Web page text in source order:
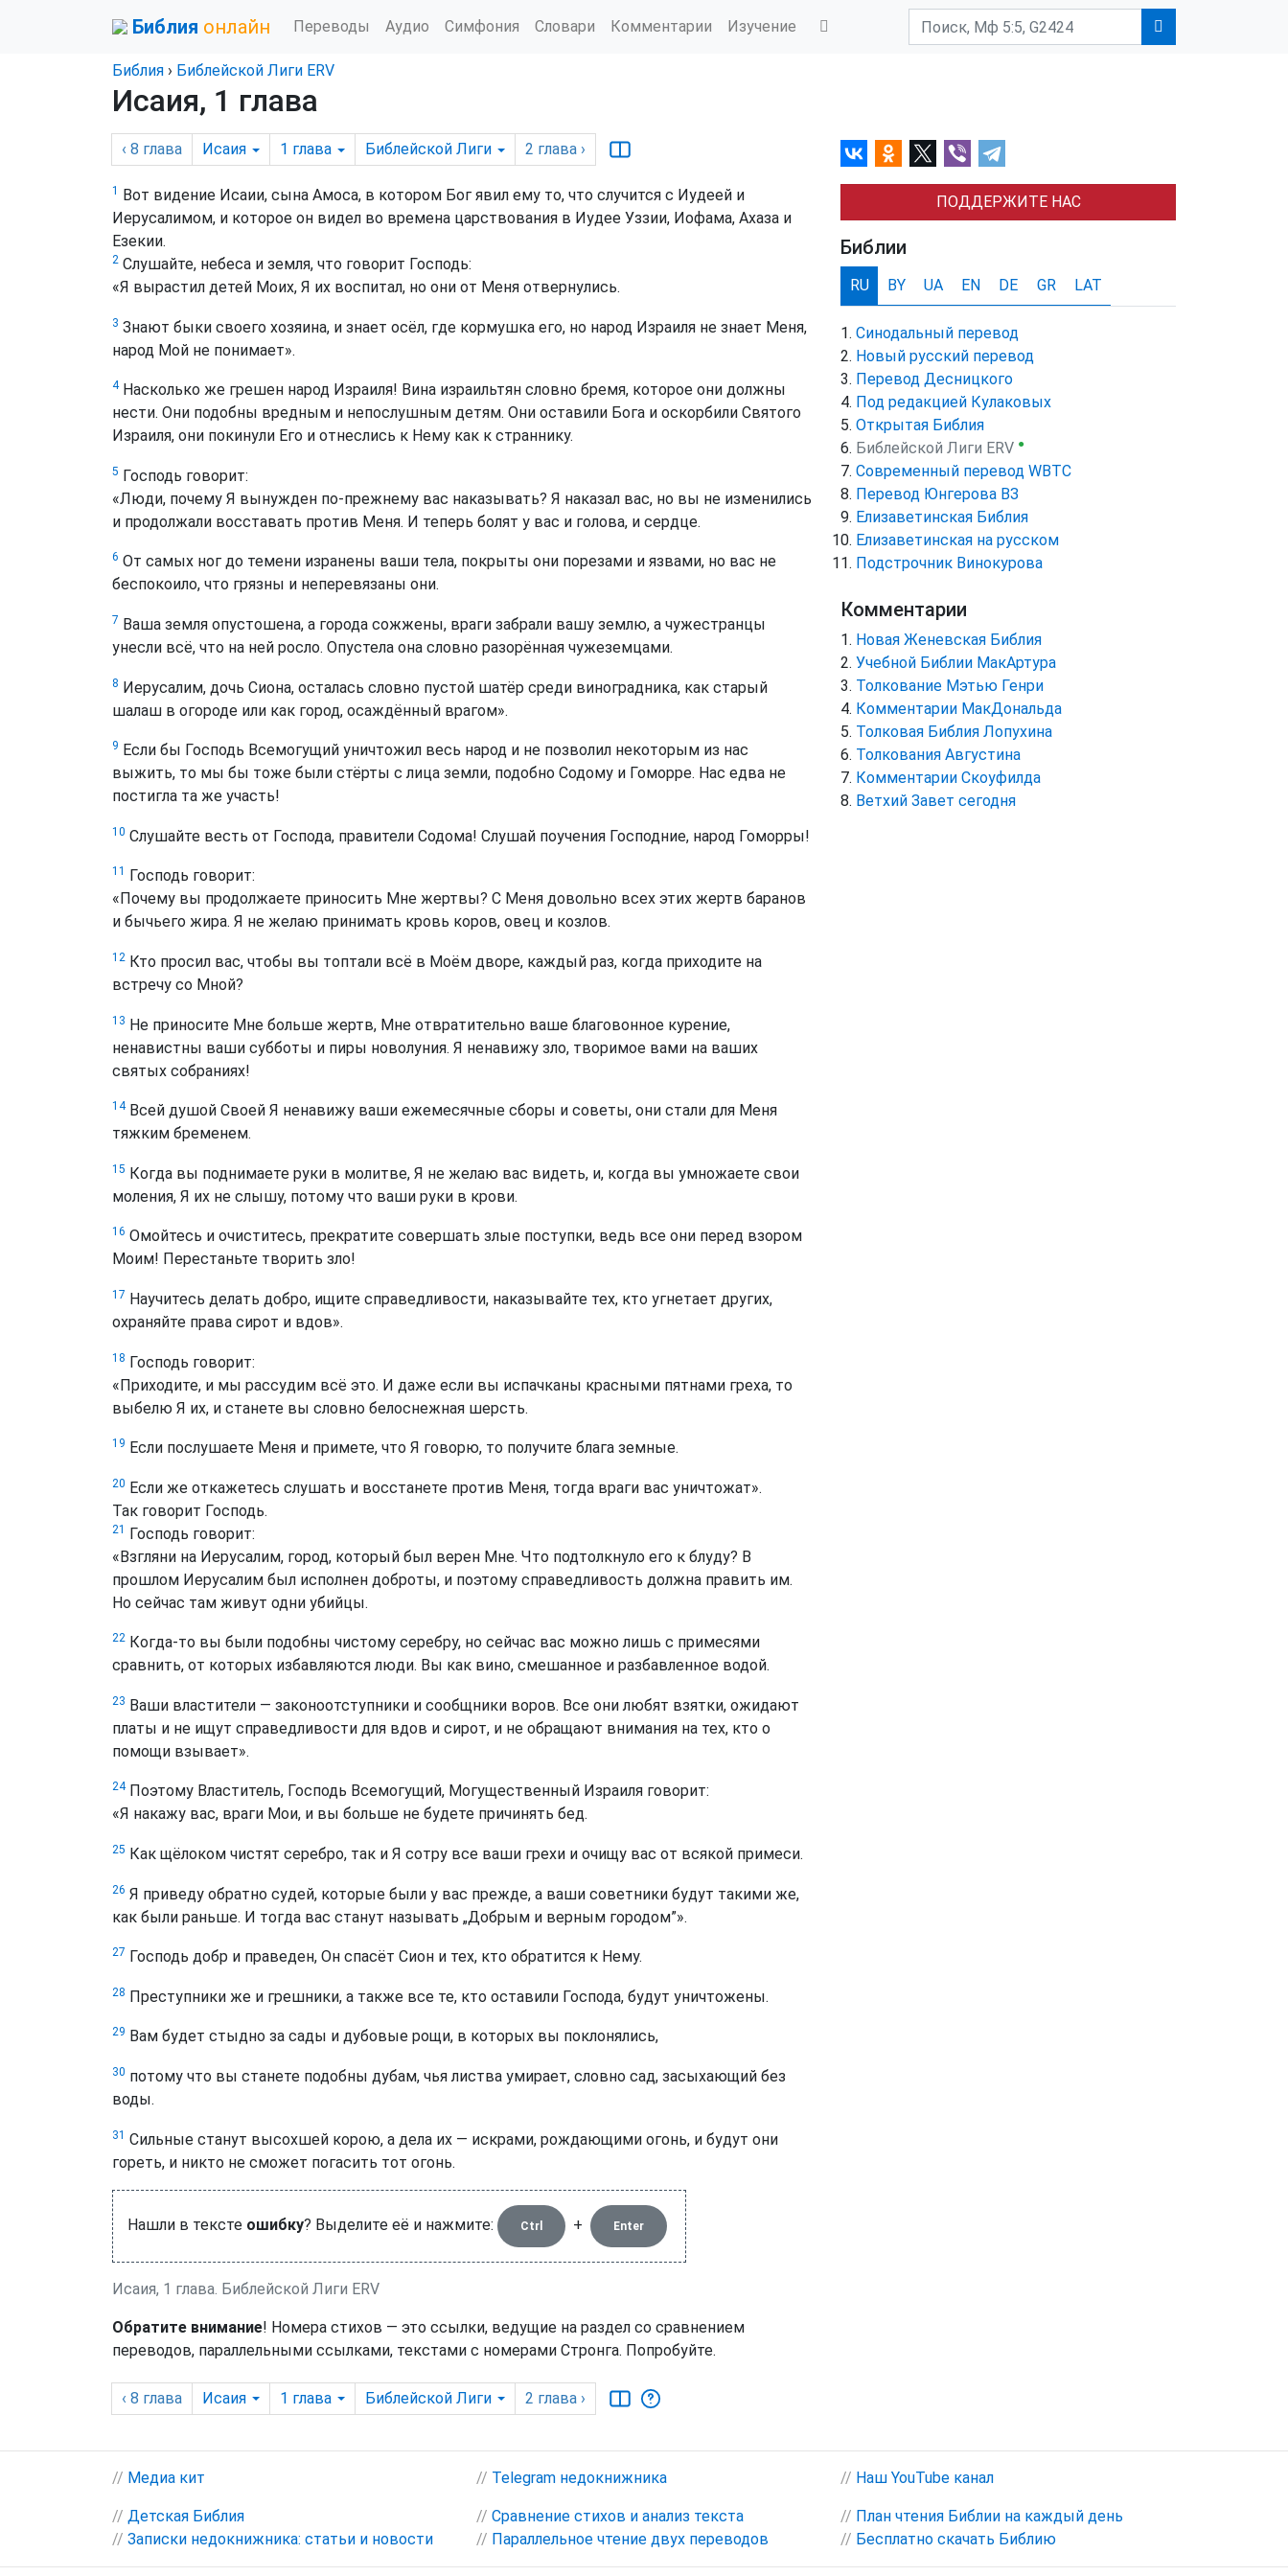
Библия онлайн Переводы Аудио Симфония Словари Комментарии Изучение
Библия › Библейской Лиги ERV
Исаия, 1 глава
‹ 8 глава Исаия 1 глава Библейской Лиги 2 глава ›
1 Вот видение Исаии, сына Амоса, в котором Бог явил ему то, что случится с Иудеей и
Иерусалимом, и которое он видел во времена царствования в Иудее Уззии, Иофама, Ахаза и
Езекии.
2 Слушайте, небеса и земля, что говорит Господь:
«Я вырастил детей Моих, Я их воспитал, но они от Меня отвернулись.
3 Знают быки своего хозяина, и знает осёл, где кормушка его, но народ Израиля не знает Меня,
народ Мой не понимает».
4 Насколько же грешен народ Израиля! Вина израильтян словно бремя, которое они должны
нести. Они подобны вредным и непослушным детям. Они оставили Бога и оскорбили Святого
Израиля, они покинули Его и отнеслись к Нему как к страннику.
5 Господь говорит:
«Люди, почему Я вынужден по-прежнему вас наказывать? Я наказал вас, но вы не изменились
и продолжали восставать против Меня. И теперь болят у вас и голова, и сердце.
6 От самых ног до темени изранены ваши тела, покрыты они порезами и язвами, но вас не
беспокоило, что грязны и неперевязаны они.
7 Ваша земля опустошена, а города сожжены, враги забрали вашу землю, а чужестранцы
унесли всё, что на ней росло. Опустела она словно разорённая чужеземцами.
8 Иерусалим, дочь Сиона, осталась словно пустой шатёр среди виноградника, как старый
шалаш в огороде или как город, осаждённый врагом».
9 Если бы Господь Всемогущий уничтожил весь народ и не позволил некоторым из нас
выжить, то мы бы тоже были стёрты с лица земли, подобно Содому и Гоморре. Нас едва не
постигла та же участь!
10 Слушайте весть от Господа, правители Содома! Слушай поучения Господние, народ Гоморры!
11
Господь говорит:
«Почему вы продолжаете приносить Мне жертвы? С Меня довольно всех этих жертв баранов
и бычьего жира. Я не желаю принимать кровь коров, овец и козлов.
12 Кто просил вас, чтобы вы топтали всё в Моём дворе, каждый раз, когда приходите на
встречу со Мной?
13 Не приносите Мне больше жертв, Мне отвратительно ваше благовонное курение,
ненавистны ваши субботы и пиры новолуния. Я ненавижу зло, творимое вами на ваших
святых собраниях!
14 Всей душой Своей Я ненавижу ваши ежемесячные сборы и советы, они стали для Меня
тяжким бременем.
15 Когда вы поднимаете руки в молитве, Я не желаю вас видеть, и, когда вы умножаете свои
моления, Я их не слышу, потому что ваши руки в крови.
16 Омойтесь и очиститесь, прекратите совершать злые поступки, ведь все они перед взором
Моим! Перестаньте творить зло!
17 Научитесь делать добро, ищите справедливости, наказывайте тех, кто угнетает других,
охраняйте права сирот и вдов».
18 Господь говорит:
«Приходите, и мы рассудим всё это. И даже если вы испачканы красными пятнами греха, то
выбелю Я их, и станете вы словно белоснежная шерсть.
19 Если послушаете Меня и примете, что Я говорю, то получите блага земные.
20 Если же откажетесь слушать и восстанете против Меня, тогда враги вас уничтожат».
Так говорит Господь.
21 Господь говорит:
«Взгляни на Иерусалим, город, который был верен Мне. Что подтолкнуло его к блуду? В
прошлом Иерусалим был исполнен доброты, и поэтому справедливость должна править им.
Но сейчас там живут одни убийцы.
22 Когда-то вы были подобны чистому серебру, но сейчас вас можно лишь с примесями
сравнить, от которых избавляются люди. Вы как вино, смешанное и разбавленное водой.
23 Ваши властители — законоотступники и сообщники воров. Все они любят взятки, ожидают
платы и не ищут справедливости для вдов и сирот, и не обращают внимания на тех, кто о
помощи взывает».
24 Поэтому Властитель, Господь Всемогущий, Могущественный Израиля говорит:
«Я накажу вас, враги Мои, и вы больше не будете причинять бед.
25 Как щёлоком чистят серебро, так и Я сотру все ваши грехи и очищу вас от всякой примеси.
26 Я приведу обратно судей, которые были у вас прежде, а ваши советники будут такими же,
как были раньше. И тогда вас станут называть „Добрым и верным городом”».
27 Господь добр и праведен, Он спасёт Сион и тех, кто обратится к Нему.
28 Преступники же и грешники, а также все те, кто оставили Господа, будут уничтожены.
29 Вам будет стыдно за сады и дубовые рощи, в которых вы поклонялись,
30 потому что вы станете подобны дубам, чья листва умирает, словно сад, засыхающий без
воды.
31 Сильные станут высохшей корою, а дела их — искрами, рождающими огонь, и будут они
гореть, и никто не сможет погасить тот огонь.
Нашли в тексте ошибку? Выделите её и нажмите: Ctrl + Enter
Исаия, 1 глава. Библейской Лиги ERV
Обратите внимание! Номера стихов — это ссылки, ведущие на раздел со сравнением
переводов, параллельными ссылками, текстами с номерами Стронга. Попробуйте.
‹ 8 глава Исаия 1 глава Библейской Лиги 2 глава ›
ПОДДЕРЖИТЕ НАС
Библии
RU BY UA EN DE GR LAT
Синодальный перевод
Новый русский перевод
Перевод Десницкого
Под редакцией Кулаковых
Открытая Библия
Библейской Лиги ERV ●
Cовременный перевод WBTC
Перевод Юнгерова ВЗ
Елизаветинская Библия
Елизаветинская на русском
Подстрочник Винокурова
Комментарии
Новая Женевская Библия
Учебной Библии МакАртура
Толкование Мэтью Генри
Комментарии МакДональда
Толковая Библия Лопухина
Толкования Августина
Комментарии Скоуфилда
Ветхий Завет сегодня
// Медиа кит // Telegram недокнижника // Наш YouTube канал
// Детская Библия
// Записки недокнижника: статьи и новости
// Сравнение стихов и анализ текста
// Параллельное чтение двух переводов
// План чтения Библии на каждый день
// Бесплатно скачать Библию